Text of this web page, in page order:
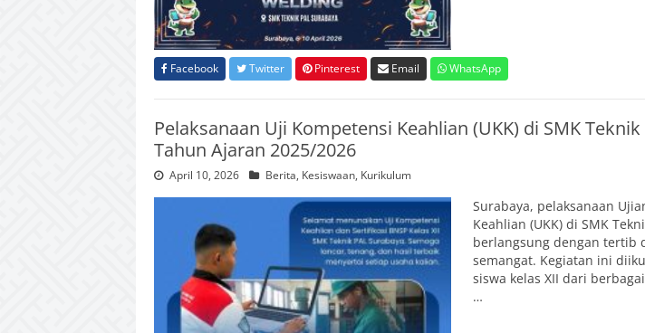
Facebook Twitter Pinterest Email WhatsApp
Pelaksanaan Uji Kompetensi Keahlian (UKK) di SMK Teknik
Tahun Ajaran 2025/2026
April 10, 2026 Berita, Kesiswaan, Kurikulum
Surabaya, pelaksanaan
Keahlian (UKK) di SMK
berlangsung dengan tertib
semangat. Kegiatan ini
siswa kelas XII dari
…